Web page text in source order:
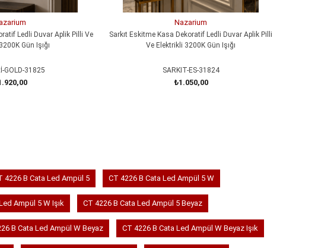
Ledli Duvar Aplik Pilli Ve
Gün Işığı
GOLD-31825
Nazarium
Sarkıt Eskitme Kasa Dekoratif Ledli Duvar Aplik Pilli
Ve Elektrikli 3200K Gün Işığı
SARKIT-ES-31824
₺1.050,00
4226 B Cata Led Ampül 5 CT 4226 B Cata Led Ampül 5 W
Ampül 5 W Işık CT 4226 B Cata Led Ampül 5 Beyaz
B Cata Led Ampül W Beyaz CT 4226 B Cata Led Ampül W Beyaz Işık